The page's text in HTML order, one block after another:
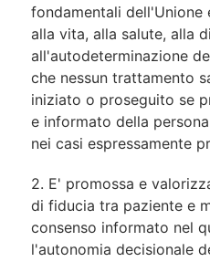
fondamentali
alla vita, alla salute, alla
all'autodeterminazione
che nessun trattamento
iniziato o proseguito se
e informato della
nei casi espressamente
2. E' promossa e
di fiducia tra paziente e
consenso informato nel
l'autonomia decisionale